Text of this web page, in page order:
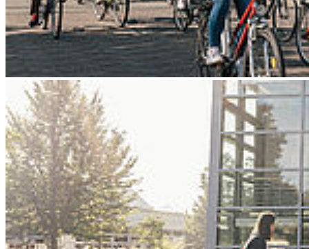
Zurück
HOST-Studierende überzeugen mit
starken Ideen
07/07/2025
Inspired-Wettbewerb bringt Innovationen auf die Bühne der
Hochschule Stralsund. Am 9. Juli treffen die regionalen Sieger des
Landes im Inspired-Wettbewerb aufeinander.